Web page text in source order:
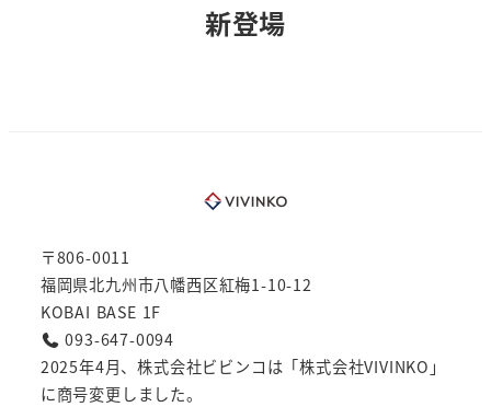
新登場
〒806-0011
福岡県北九州市八幡西区紅梅1-10-12
KOBAI BASE 1F
093-647-0094
2025年4月、株式会社ビビンコは「株式会社VIVINKO」
に商号変更しました。